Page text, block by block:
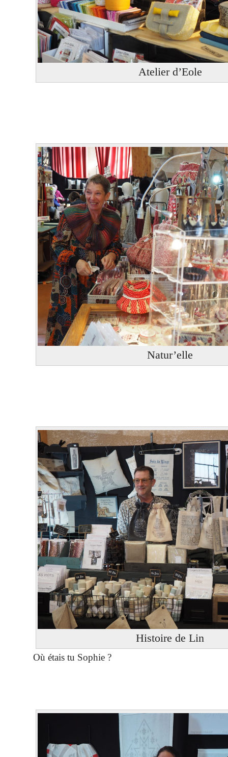
Atelier d’Eole
Natur’elle
Histoire de Lin
Où étais tu Sophie ?